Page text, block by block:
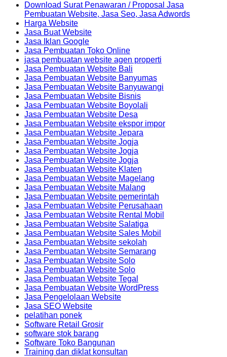
Download Surat Penawaran / Proposal Jasa
Pembuatan Website, Jasa Seo, Jasa Adwords
Harga Website
Jasa Buat Website
Jasa Iklan Google
Jasa Pembuatan Toko Online
jasa pembuatan website agen properti
Jasa Pembuatan Website Bali
Jasa Pembuatan Website Banyumas
Jasa Pembuatan Website Banyuwangi
Jasa Pembuatan Website Bisnis
Jasa Pembuatan Website Boyolali
Jasa Pembuatan Website Desa
Jasa Pembuatan Website ekspor impor
Jasa Pembuatan Website Jepara
Jasa Pembuatan Website Jogja
Jasa Pembuatan Website Jogja
Jasa Pembuatan Website Jogja
Jasa Pembuatan Website Klaten
Jasa Pembuatan Website Magelang
Jasa Pembuatan Website Malang
Jasa Pembuatan Website pemerintah
Jasa Pembuatan Website Perusahaan
Jasa Pembuatan Website Rental Mobil
Jasa Pembuatan Website Salatiga
Jasa Pembuatan Website Sales Mobil
Jasa Pembuatan Website sekolah
Jasa Pembuatan Website Semarang
Jasa Pembuatan Website Solo
Jasa Pembuatan Website Solo
Jasa Pembuatan Website Tegal
Jasa Pembuatan Website WordPress
Jasa Pengelolaan Website
Jasa SEO Website
pelatihan ponek
Software Retail Grosir
software stok barang
Software Toko Bangunan
Training dan diklat konsultan